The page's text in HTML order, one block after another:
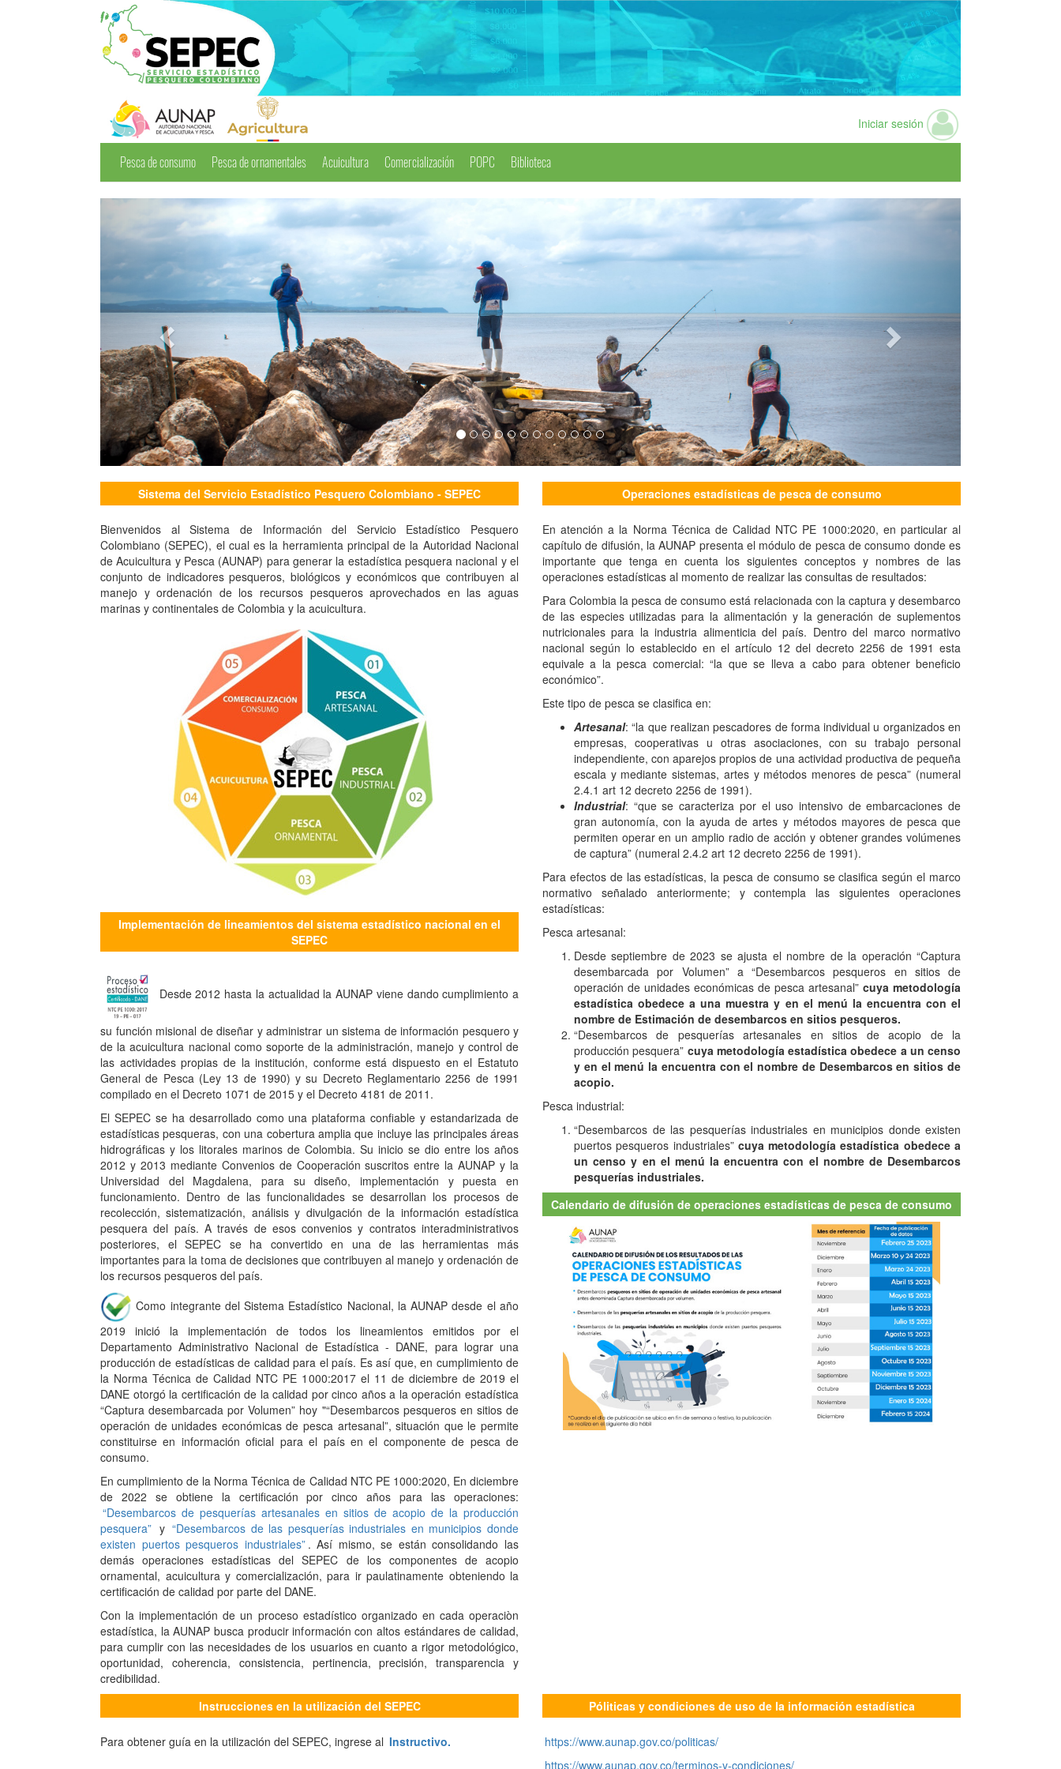
Iniciar sesión
Pesca de consumo Pesca de ornamentales Acuicultura Comercialización POPC Biblioteca
Sistema del Servicio Estadístico Pesquero Colombiano - SEPEC
Bienvenidos al Sistema de Información del Servicio Estadístico Pesquero
Colombiano (SEPEC), el cual es la herramienta principal de la Autoridad Nacional
de Acuicultura y Pesca (AUNAP) para generar la estadística pesquera nacional y el
conjunto de indicadores pesqueros, biológicos y económicos que contribuyen al
manejo y ordenación de los recursos pesqueros aprovechados en las aguas
marinas y continentales de Colombia y la acuicultura.
Implementación de lineamientos del sistema estadístico nacional en el
SEPEC
Desde 2012 hasta la actualidad la AUNAP viene dando cumplimiento a
su función misional de diseñar y administrar un sistema de información pesquero y
de la acuicultura nacional como soporte de la administración, manejo y control de
las actividades propias de la institución, conforme está dispuesto en el Estatuto
General de Pesca (Ley 13 de 1990) y su Decreto Reglamentario 2256 de 1991
compilado en el Decreto 1071 de 2015 y el Decreto 4181 de 2011.
El SEPEC se ha desarrollado como una plataforma confiable y estandarizada de
estadísticas pesqueras, con una cobertura amplia que incluye las principales áreas
hidrográficas y los litorales marinos de Colombia. Su inicio se dio entre los años
2012 y 2013 mediante Convenios de Cooperación suscritos entre la AUNAP y la
Universidad del Magdalena, para su diseño, implementación y puesta en
funcionamiento. Dentro de las funcionalidades se desarrollan los procesos de
recolección, sistematización, análisis y divulgación de la información estadística
pesquera del país. A través de esos convenios y contratos interadministrativos
posteriores, el SEPEC se ha convertido en una de las herramientas más
importantes para la toma de decisiones que contribuyen al manejo y ordenación de
los recursos pesqueros del país.
Como integrante del Sistema Estadístico Nacional, la AUNAP desde el año
2019 inició la implementación de todos los lineamientos emitidos por el
Departamento Administrativo Nacional de Estadística - DANE, para lograr una
producción de estadísticas de calidad para el país. Es así que, en cumplimiento de
la Norma Técnica de Calidad NTC PE 1000:2017 el 11 de diciembre de 2019 el
DANE otorgó la certificación de la calidad por cinco años a la operación estadística
“Captura desembarcada por Volumen” hoy "“Desembarcos pesqueros en sitios de
operación de unidades económicas de pesca artesanal”, situación que le permite
constituirse en información oficial para el país en el componente de pesca de
consumo.
En cumplimiento de la Norma Técnica de Calidad NTC PE 1000:2020, En diciembre
de 2022 se obtiene la certificación por cinco años para las operaciones:
“Desembarcos de pesquerías artesanales en sitios de acopio de la producción
pesquera” y “Desembarcos de las pesquerías industriales en municipios donde
existen puertos pesqueros industriales”
. Así mismo, se están consolidando las
demás operaciones estadísticas del SEPEC de los componentes de acopio
ornamental, acuicultura y comercialización, para ir paulatinamente obteniendo la
certificación de calidad por parte del DANE.
Con la implementación de un proceso estadístico organizado en cada operaciòn
estadística, la AUNAP busca producir información con altos estándares de calidad,
para cumplir con las necesidades de los usuarios en cuanto a rigor metodológico,
oportunidad, coherencia, consistencia, pertinencia, precisión, transparencia y
credibilidad.
Operaciones estadísticas de pesca de consumo
En atención a la Norma Técnica de Calidad NTC PE 1000:2020, en particular al
capítulo de difusión, la AUNAP presenta el módulo de pesca de consumo donde es
importante que tenga en cuenta los siguientes conceptos y nombres de las
operaciones estadísticas al momento de realizar las consultas de resultados:
Para Colombia la pesca de consumo está relacionada con la captura y desembarco
de las especies utilizadas para la alimentación y la generación de suplementos
nutricionales para la industria alimenticia del país. Dentro del marco normativo
nacional según lo establecido en el artículo 12 del decreto 2256 de 1991 esta
equivale a la pesca comercial: “la que se lleva a cabo para obtener beneficio
económico”.
Este tipo de pesca se clasifica en:
Artesanal: “la que realizan pescadores de forma individual u organizados en
empresas, cooperativas u otras asociaciones, con su trabajo personal
independiente, con aparejos propios de una actividad productiva de pequeña
escala y mediante sistemas, artes y métodos menores de pesca” (numeral
2.4.1 art 12 decreto 2256 de 1991).
Industrial: “que se caracteriza por el uso intensivo de embarcaciones de
gran autonomía, con la ayuda de artes y métodos mayores de pesca que
permiten operar en un amplio radio de acción y obtener grandes volúmenes
de captura” (numeral 2.4.2 art 12 decreto 2256 de 1991).
Para efectos de las estadísticas, la pesca de consumo se clasifica según el marco
normativo señalado anteriormente; y contempla las siguientes operaciones
estadísticas:
Pesca artesanal:
Desde septiembre de 2023 se ajusta el nombre de la operación “Captura
desembarcada por Volumen” a “Desembarcos pesqueros en sitios de
operación de unidades económicas de pesca artesanal” cuya metodología
estadística obedece a una muestra y en el menú la encuentra con el
nombre de Estimación de desembarcos en sitios pesqueros.
“Desembarcos de pesquerías artesanales en sitios de acopio de la
producción pesquera” cuya metodología estadística obedece a un censo
y en el menú la encuentra con el nombre de Desembarcos en sitios de
acopio.
Pesca industrial:
“Desembarcos de las pesquerías industriales en municipios donde existen
puertos pesqueros industriales” cuya metodología estadística obedece a
un censo y en el menú la encuentra con el nombre de Desembarcos
pesquerías industriales.
Calendario de difusión de operaciones estadísticas de pesca de consumo
Instrucciones en la utilización del SEPEC
Para obtener guía en la utilización del SEPEC, ingrese al Instructivo.
Póliticas y condiciones de uso de la información estadística
https://www.aunap.gov.co/politicas/
https://www.aunap.gov.co/terminos-y-condiciones/